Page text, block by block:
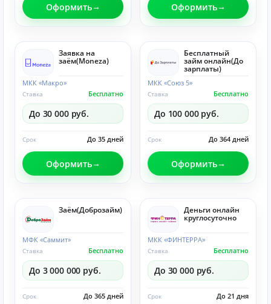
Оформить Оформить
Заявка на
заём(Moneza)
МКК «Макро»
Бесплатно
Ставка
До 30 000 руб.
До 35 дней
Срок
Оформить
Бесплатный
займ онлайн(До
зарплаты)
МКК «Союз 5»
Бесплатно
Ставка
До 100 000 руб.
До 364 дней
Срок
Оформить
Заём(Доброзайм)
МФК «Саммит»
Бесплатно
Ставка
До 3 000 000 руб.
До 365 дней
Срок
Деньги онлайн
круглосуточно
МКК «ФИНТЕРРА»
Бесплатно
Ставка
До 30 000 руб.
До 21 дня
Срок